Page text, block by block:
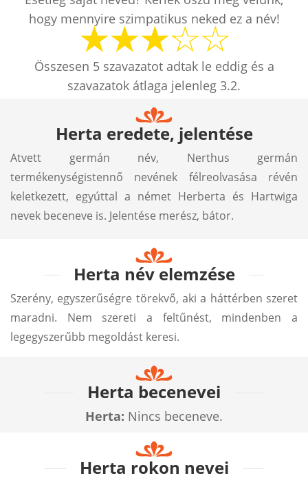
hogy mennyire szimpatikus neked ez a név!
Összesen 5szavazatot adtak le eddig és a
szavazatok átlaga jelenleg 3.2.
Herta eredete, jelentése
Atvett germán név, Nerthus germán
termékenységistennő nevének félreolvasása révén
keletkezett, egyúttal a német Herberta és Hartwiga
nevek beceneve is. Jelentése merész, bátor.
Herta név elemzése
Szerény, egyszerűségre törekvő, aki a háttérben szeret
maradni. Nem szereti a feltűnést, mindenben a
legegyszerűbb megoldást keresi.
Herta becenevei
Herta: Nincs beceneve.
Herta rokon nevei